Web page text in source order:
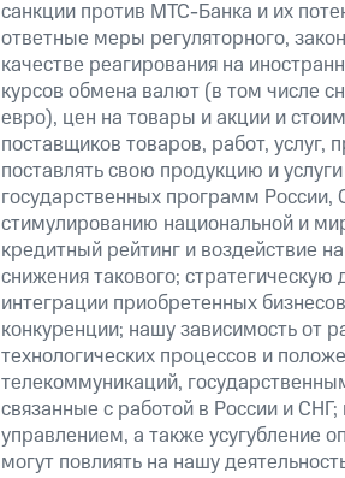
санкции против МТС-Банка и их
ответные меры регуляторного,
качестве реагирования на
курсов обмена валют (в том числе
евро), цен на товары и акции и
поставщиков товаров, работ, услуг,
поставлять свою продукцию и
государственных программ
стимулированию национальной и
кредитный рейтинг и воздействие
снижения такового;
интеграции приобретенных
конкуренции; нашу зависимость от
технологических процессов и
телекоммуникаций,
связанные с работой в России и
управлением, а также усугубление
могут повлиять на нашу